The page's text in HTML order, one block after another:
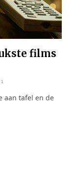
films
1
aan tafel en de